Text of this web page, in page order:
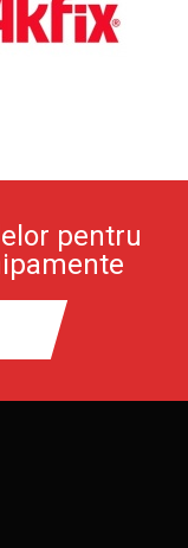
pentru